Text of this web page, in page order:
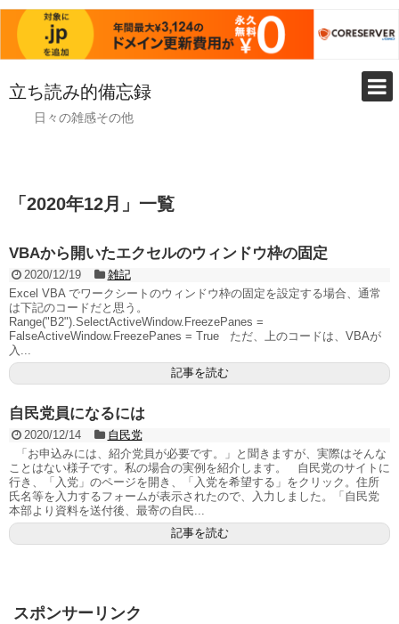
立ち読み的備忘録
日々の雑感その他
「 2020年12月 」 一覧
VBAから開いたエクセルのウィンドウ枠の固定
2020/12/19
雑記
Excel VBA でワークシートのウィンドウ枠の固定を設定する場合、通常
は下記のコードだと思う。
Range("B2").SelectActiveWindow.FreezePanes =
FalseActiveWindow.FreezePanes = True ただ、上のコードは、VBAが
入...
記事を読む
自民党員になるには
2020/12/14
自民党
「お申込みには、紹介党員が必要です。」と聞きますが、実際はそんな
ことはない様子です。私の場合の実例を紹介します。 自民党のサイトに
行き、「入党」のページを開き、「入党を希望する」をクリック。住所
氏名等を入力するフォームが表示されたので、入力しました。「自民党
本部より資料を送付後、最寄の自民...
記事を読む
スポンサーリンク